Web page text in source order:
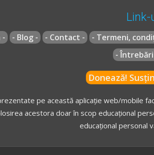
Link-
- - Blog - - Contact - - Termeni,
-
Donează!
pe această aplicație web/mobile
acestora doar în scop educațional
educațional personal